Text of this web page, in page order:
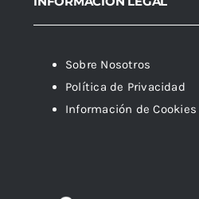
Sobre Nosotros
Política de Privacidad
Información de Cookies